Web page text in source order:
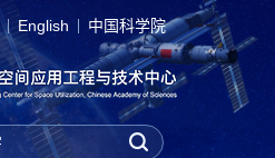
English 中国科学院